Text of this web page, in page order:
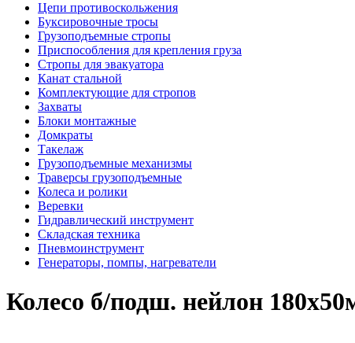
Цепи противоскольжения
Буксировочные тросы
Грузоподъемные стропы
Приспособления для крепления груза
Стропы для эвакуатора
Канат стальной
Комплектующие для стропов
Захваты
Блоки монтажные
Домкраты
Такелаж
Грузоподъемные механизмы
Траверсы грузоподъемные
Колеса и ролики
Веревки
Гидравлический инструмент
Складская техника
Пневмоинструмент
Генераторы, помпы, нагреватели
Колесо б/подш. нейлон